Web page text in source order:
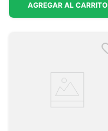
AGREGAR AL CARRITO